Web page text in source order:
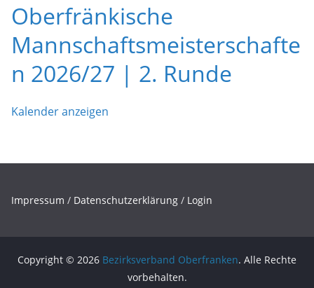
Oberfränkische
Mannschaftsmeisterschafte
n 2026/27 | 2. Runde
Kalender anzeigen
Impressum / Datenschutzerklärung / Login
Copyright © 2026 Bezirksverband Oberfranken. Alle Rechte
vorbehalten.